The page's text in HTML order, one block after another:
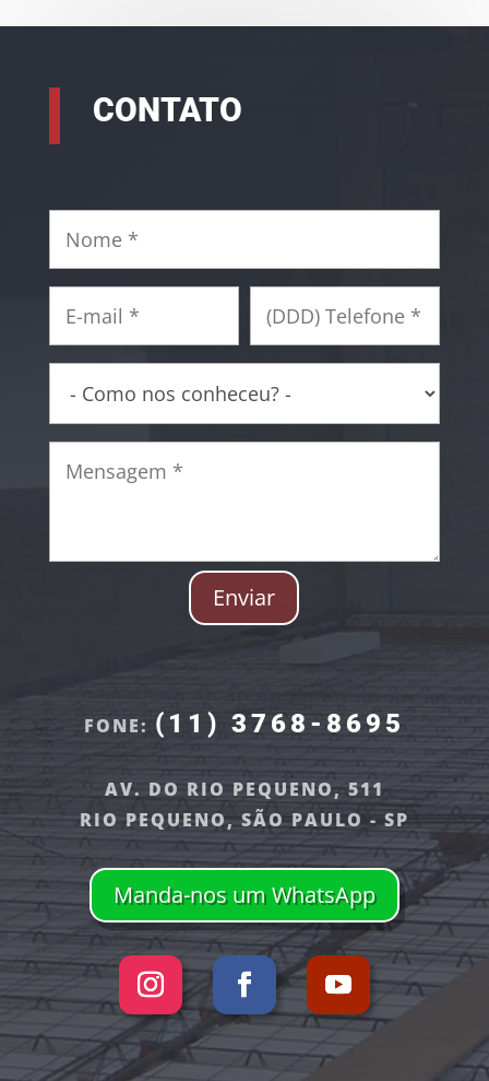
CONTATO
Enviar
FONE: (11) 3768-8695
AV. DO RIO PEQUENO, 511
RIO PEQUENO, SÃO PAULO - SP
Manda-nos um WhatsApp